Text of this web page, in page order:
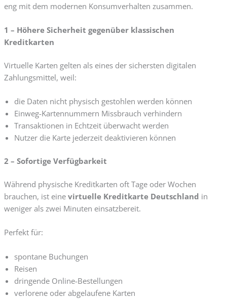
eng mit dem modernen Konsumverhalten zusammen.
1 – Höhere Sicherheit gegenüber klassischen
Kreditkarten
Virtuelle Karten gelten als eines der sichersten digitalen
Zahlungsmittel, weil:
die Daten nicht physisch gestohlen werden können
Einweg-Kartennummern Missbrauch verhindern
Transaktionen in Echtzeit überwacht werden
Nutzer die Karte jederzeit deaktivieren können
2 – Sofortige Verfügbarkeit
Während physische Kreditkarten oft Tage oder Wochen
brauchen, ist eine virtuelle Kreditkarte Deutschland in
weniger als zwei Minuten einsatzbereit.
Perfekt für:
spontane Buchungen
Reisen
dringende Online-Bestellungen
verlorene oder abgelaufene Karten